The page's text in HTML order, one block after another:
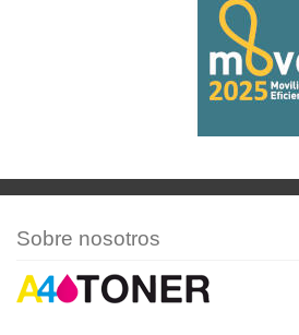
Sobre nosotros